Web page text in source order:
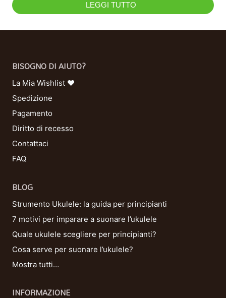
LEGGI TUTTO
BISOGNO DI AIUTO?
La Mia Wishlist ❤
Spedizione
Pagamento
Diritto di recesso
Contattaci
FAQ
BLOG
Strumento Ukulele: la guida per principianti
7 motivi per imparare a suonare l’ukulele
Quale ukulele scegliere per principianti?
Cosa serve per suonare l’ukulele?
Mostra tutti…
INFORMAZIONE